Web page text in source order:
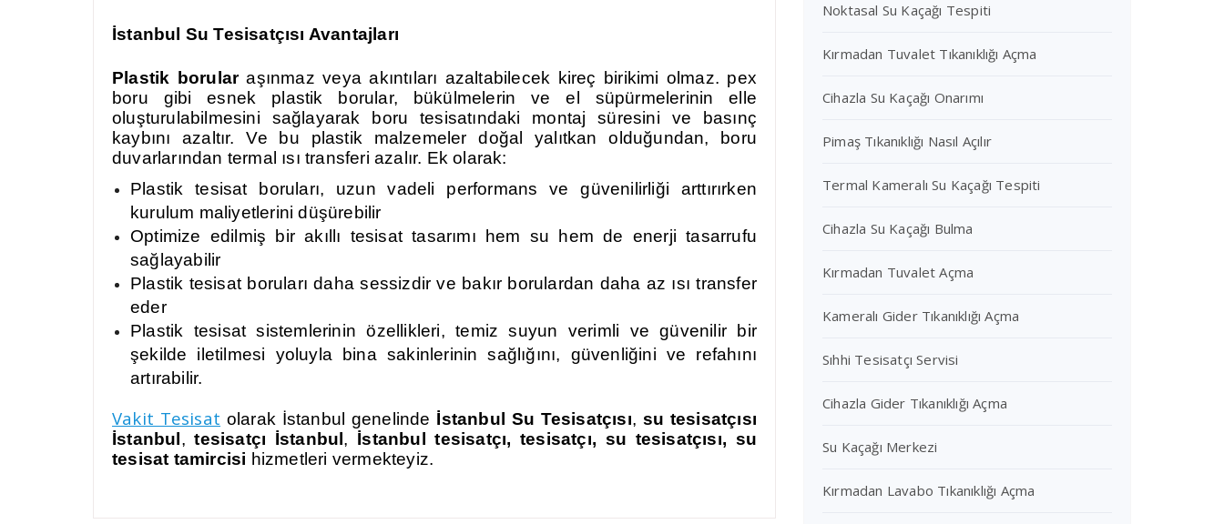
İstanbul Su Tesisatçısı Avantajları
Plastik borularaşınmaz veya akıntıları azaltabilecek kireç birikimi olmaz. pex
boru gibi esnek plastik borular, bükülmelerin ve el süpürmelerinin elle
oluşturulabilmesini sağlayarak boru tesisatındaki montaj süresini ve basınç
kaybını azaltır. Ve bu plastik malzemeler doğal yalıtkan olduğundan, boru
duvarlarından termal ısı transferi azalır. Ek olarak:
Plastik tesisat boruları, uzun vadeli performans ve güvenilirliği arttırırken
kurulum maliyetlerini düşürebilir
Optimize edilmiş bir akıllı tesisat tasarımı hem su hem de enerji tasarrufu
sağlayabilir
Plastik tesisat boruları daha sessizdir ve bakır borulardan daha az ısı transfer
eder
Plastik tesisat sistemlerinin özellikleri, temiz suyun verimli ve güvenilir bir
şekilde iletilmesi yoluyla bina sakinlerinin sağlığını, güvenliğini ve refahını
artırabilir.
Vakit Tesisat olarak İstanbul genelinde İstanbul Su Tesisatçısı, su tesisatçısı
İstanbul ,tesisatçı İstanbul , İstanbultesisatçı, tesisatçı, su tesisatçısı, su
tesisat tamircisi hizmetleri vermekteyiz.
Noktasal Su Kaçağı Tespiti
Kırmadan Tuvalet Tıkanıklığı Açma
Cihazla Su Kaçağı Onarımı
Pimaş Tıkanıklığı Nasıl Açılır
Termal Kameralı Su Kaçağı Tespiti
Cihazla Su Kaçağı Bulma
Kırmadan Tuvalet Açma
Kameralı Gider Tıkanıklığı Açma
Sıhhi Tesisatçı Servisi
Cihazla Gider Tıkanıklığı Açma
Su Kaçağı Merkezi
Kırmadan Lavabo Tıkanıklığı Açma